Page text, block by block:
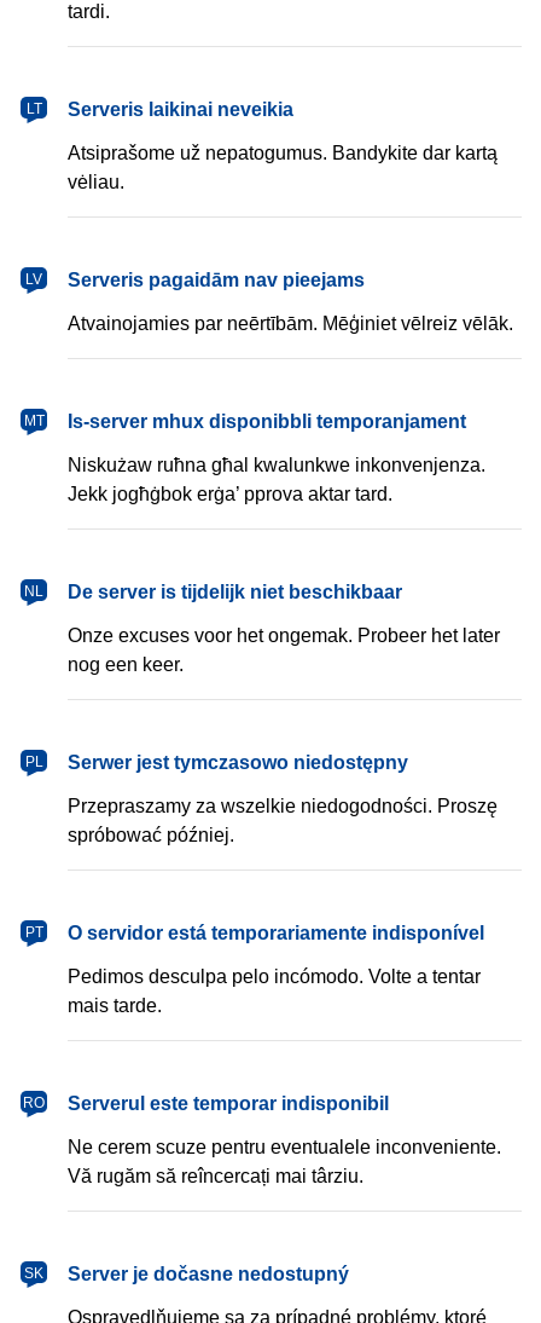
tardi.
LT
lietuviųServeris laikinai neveikia
Atsiprašome už nepatogumus. Bandykite dar kartą
vėliau.
LV
latviešuServeris pagaidām nav pieejams
Atvainojamies par neērtībām. Mēģiniet vēlreiz vēlāk.
MT
Malti Is-server mhux disponibbli temporanjament
Niskużaw ruħna għal kwalunkwe inkonvenjenza.
Jekk jogħġbok erġa’ pprova aktar tard.
NL
NederlandsDe server is tijdelijk niet beschikbaar
Onze excuses voor het ongemak. Probeer het later
nog een keer.
PL
polski Serwer jest tymczasowo niedostępny
Przepraszamy za wszelkie niedogodności. Proszę
spróbować później.
PT
portuguêsO servidor está temporariamente indisponível
Pedimos desculpa pelo incómodo. Volte a tentar
mais tarde.
RO
românăServerul este temporar indisponibil
Ne cerem scuze pentru eventualele inconveniente.
Vă rugăm să reîncercați mai târziu.
SK
slovenčinaServer je dočasne nedostupný
Ospravedlňujeme sa za prípadné problémy, ktoré